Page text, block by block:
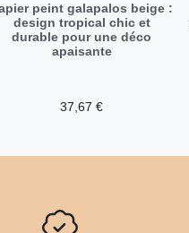
peint galapalos beige :
design tropical chic et
durable pour une déco
apaisante
37,67 €